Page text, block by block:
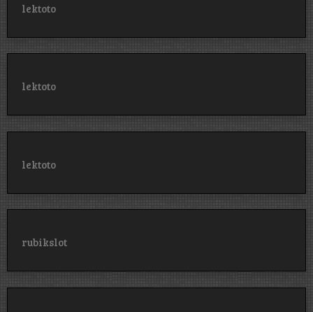
lektoto
lektoto
lektoto
rubikslot